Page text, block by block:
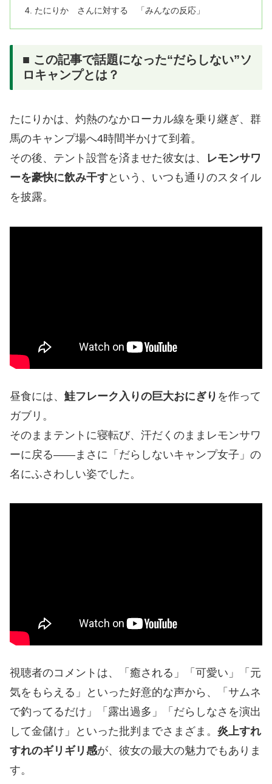
たにりか さんに対する 「みんなの反応」
■ この記事で話題になった“だらしない”ソ
ロキャンプとは？
たにりかは、灼熱のなかローカル線を乗り継ぎ、群
馬のキャンプ場へ4時間半かけて到着。
その後、テント設営を済ませた彼女は、 レモンサワ
ーを豪快に飲み干すという、いつも通りのスタイル
を披露。
昼食には、 鮭フレーク入りの巨大おにぎり を作って
ガブリ。
そのままテントに寝転び、汗だくのままレモンサワ
ーに戻る――まさに「だらしないキャンプ女子」の
名にふさわしい姿でした。
視聴者のコメントは、「癒される」「可愛い」「元
気をもらえる」といった好意的な声から、「サムネ
で釣ってるだけ」「露出過多」「だらしなさを演出
して金儲け」といった批判までさまざま。 炎上すれ
すれのギリギリ感が、彼女の最大の魅力でもありま
す。